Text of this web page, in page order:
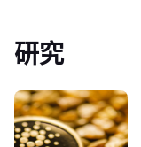
研究